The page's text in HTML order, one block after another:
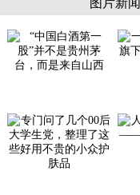
图片新闻